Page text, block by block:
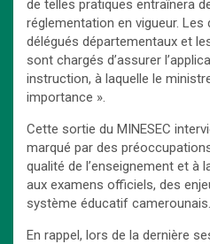
de telles pratiques entraînera
réglementation en vigueur. Les
délégués départementaux et
sont chargés d’assurer
instruction, à laquelle le
importance ».
Cette sortie du MINESEC
marqué par des
qualité de l’enseignement et à
aux examens officiels, des
système éducatif camerounais.
En rappel, lors de la dernière